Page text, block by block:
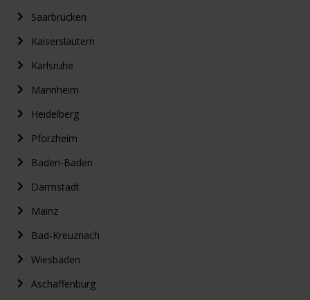
Saarbrücken
Kaiserslautern
Karlsruhe
Mannheim
Heidelberg
Pforzheim
Baden-Baden
Darmstadt
Mainz
Bad-Kreuznach
Wiesbaden
Aschaffenburg